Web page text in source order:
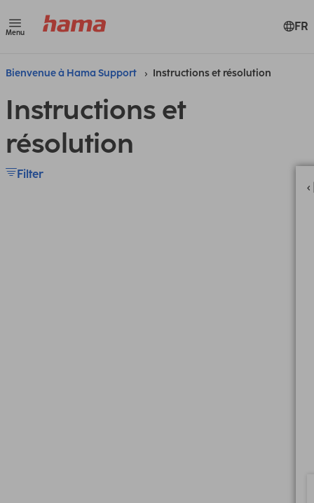
Menu FR
Bienvenue à Hama Support Instructions et résolution
Instructions et
résolution
Filter